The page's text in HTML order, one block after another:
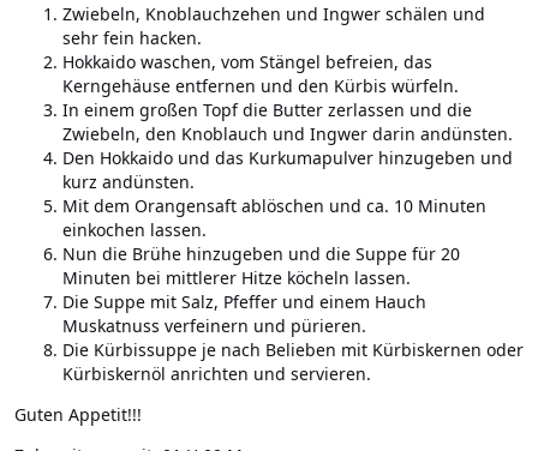
Zwiebeln, Knoblauchzehen und Ingwer schälen und
sehr fein hacken.
Hokkaido waschen, vom Stängel befreien, das
Kerngehäuse entfernen und den Kürbis würfeln.
In einem großen Topf die Butter zerlassen und die
Zwiebeln, den Knoblauch und Ingwer darin andünsten.
Den Hokkaido und das Kurkumapulver hinzugeben und
kurz andünsten.
Mit dem Orangensaft ablöschen und ca. 10 Minuten
einkochen lassen.
Nun die Brühe hinzugeben und die Suppe für 20
Minuten bei mittlerer Hitze köcheln lassen.
Die Suppe mit Salz, Pfeffer und einem Hauch
Muskatnuss verfeinern und pürieren.
Die Kürbissuppe je nach Belieben mit Kürbiskernen oder
Kürbiskernöl anrichten und servieren.
Guten Appetit!!!